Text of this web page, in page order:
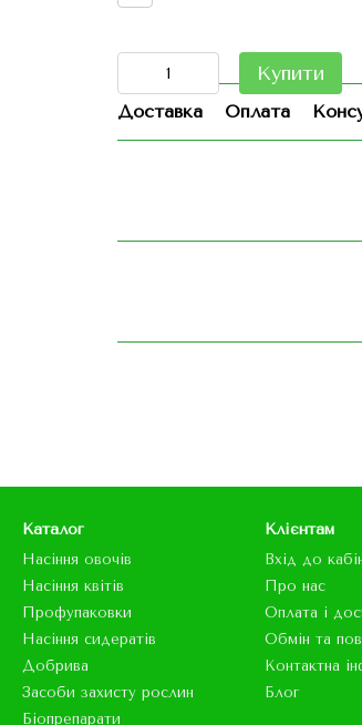
Купити
Доставка Оплата
Каталог
Насіння овочів
Насіння квітів
Профупаковки
Насіння сидератів
Добрива
Засоби захисту рослин
Біопрепарати
Клієнтам
Вхід до
Про нас
Оплата і
Обмін та
Контактна
Блог